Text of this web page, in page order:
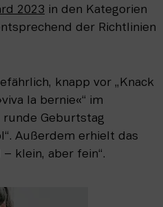
2023 in den Kategorien
der Richtlinien
knapp vor „Knack
la bernie«“ im
runde Geburtstag
Außerdem erhielt das
klein, aber fein“.